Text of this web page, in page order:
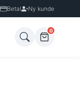
Betal Ny kunde
0